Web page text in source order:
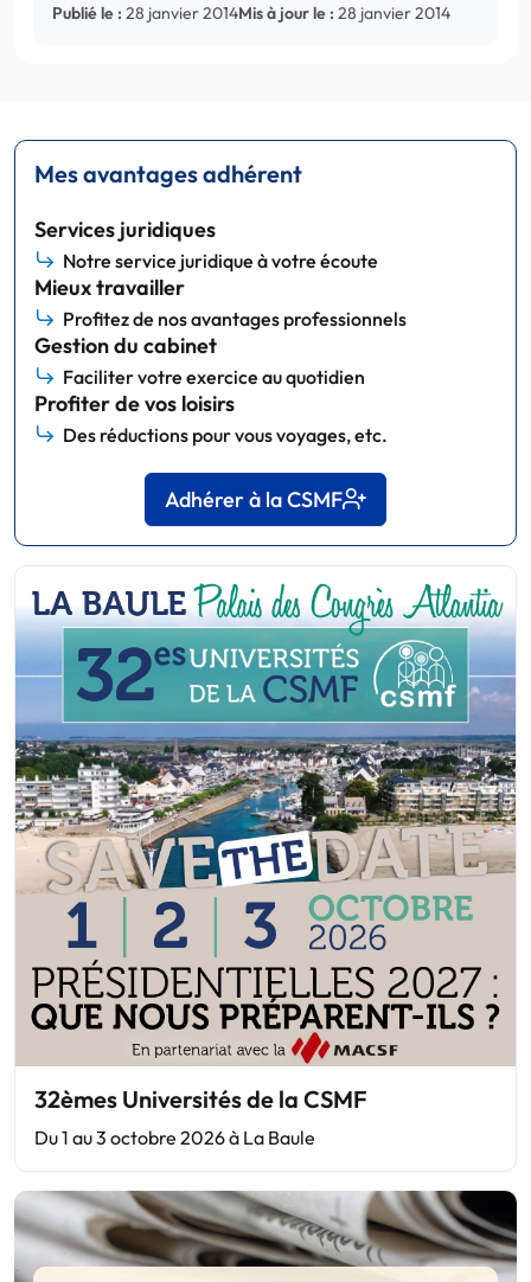
Publié le : 28 janvier 2014Mis à jour le : 28 janvier 2014
Mes avantages adhérent
Services juridiques
Notre service juridique à votre écoute
Mieux travailler
Profitez de nos avantages professionnels
Gestion du cabinet
Faciliter votre exercice au quotidien
Profiter de vos loisirs
Des réductions pour vous voyages, etc.
Adhérer à la CSMF
32èmes Universités de la CSMF
Du 1 au 3 octobre 2026 à La Baule